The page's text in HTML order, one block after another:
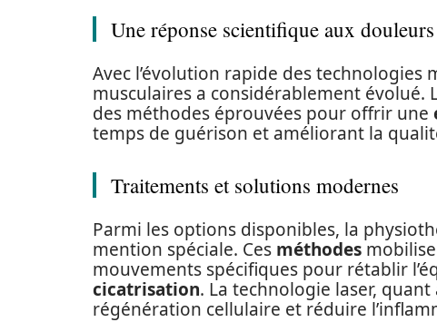
Une réponse scientifique aux douleurs
Avec l’évolution rapide des technologies
musculaires a considérablement évolué.
des méthodes éprouvées pour offrir une
temps de guérison et améliorant la
Traitements et solutions modernes
Parmi les options disponibles, la
mention spéciale. Ces méthodes
mouvements spécifiques pour rétablir
cicatrisation. La technologie laser,
régénération cellulaire et réduire